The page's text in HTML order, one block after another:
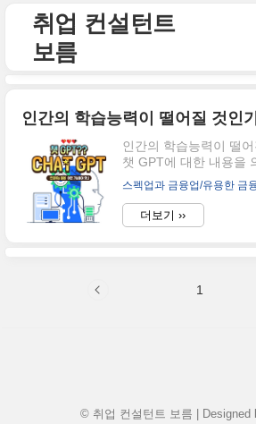
취업 컨설턴트
보름
인간의 학습능력이 떨어질 것인
인간의 학습능력이 떨
챗 GPT에 대한 내용을
구자에게 찾아간 뉴스
여러분들에게 아직까지
가 무엇인지 알려드리도
가 무엇인가요? 챗 GPT
갈 수 있습니다. 사용자
스펙업과 금융업/유용한 금
더보기 ››
1
© 취업 컨설턴트 보름 | Designed